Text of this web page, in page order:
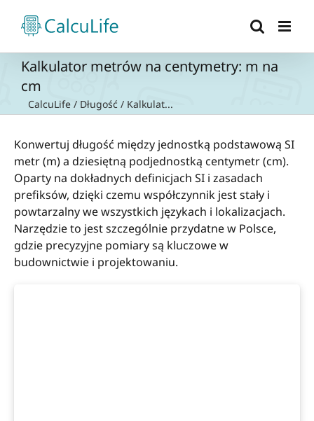
zawartości
Kalkulator metrów na centymetry: m na
cm
CalcuLife / Długość / Kalkulat...
Konwertuj długość między jednostką podstawową SI
metr (m) a dziesiętną podjednostką centymetr (cm).
Oparty na dokładnych definicjach SI i zasadach
prefiksów, dzięki czemu współczynnik jest stały i
powtarzalny we wszystkich językach i lokalizacjach.
Narzędzie to jest szczególnie przydatne w Polsce,
gdzie precyzyjne pomiary są kluczowe w
budownictwie i projektowaniu.